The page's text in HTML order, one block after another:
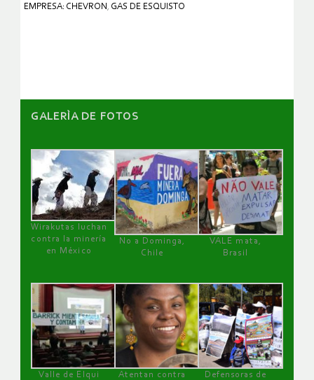
EMPRESA: CHEVRON , GAS DE ESQUISTO
GALERÌA DE FOTOS
Wirakutas luchan
contra la minería
en México
No a Dominga,
Chile
VALE mata,
Brasil
Valle de Elqui
Atentan contra
Defensoras de